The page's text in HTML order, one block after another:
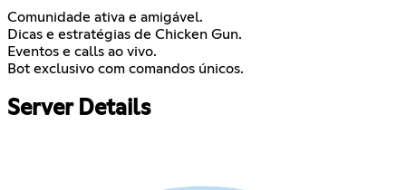
Comunidade ativa e amigável.
Dicas e estratégias de Chicken Gun.
Eventos e calls ao vivo.
Bot exclusivo com comandos únicos.
Server Details